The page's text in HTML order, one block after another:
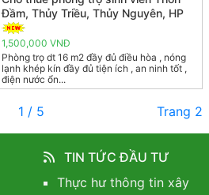
Đầm, Thủy Triều, Thủy Nguyên, HP
1,500,000 VNĐ
Phòng trọ dt 16 m2 đầy đủ điều hòa , nóng
lạnh khép kín đầy đủ tiện ích , an ninh tốt ,
điện nước ổn...
1 / 5 Trang 2
TIN TỨC ĐẦU TƯ
Thực hư thông tin xây